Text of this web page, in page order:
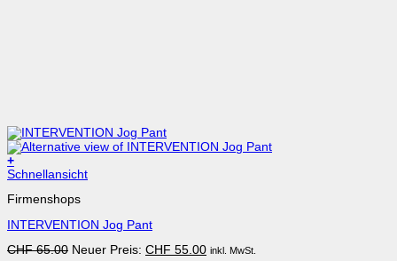
+
Dieses
weist
Varianten
Die
Schnellansicht
Firmenshops
INTERVENTION Jog Pant
CHF65.00 Ursprünglicher
Neuer Preis: CHF 55.00Aktueller
inkl. MwSt.